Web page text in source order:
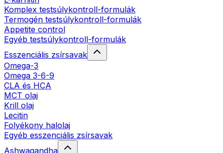
Komplex testsúlykontroll-formulák
Termogén testsúlykontroll-formulák
Appetite control
Egyéb testsúlykontroll-formulák
Esszenciális zsírsavak
Omega-3
Omega 3-6-9
CLA és HCA
MCT olaj
Krill olaj
Lecitin
Folyékony halolaj
Egyéb esszenciális zsírsavak
Ashwagandha